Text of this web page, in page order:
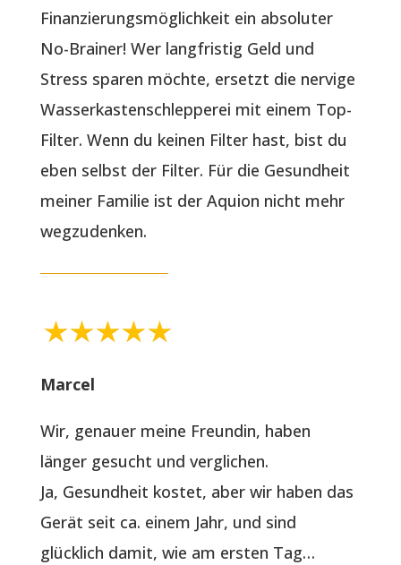
Finanzierungsmöglichkeit ein absoluter
No-Brainer! Wer langfristig Geld und
Stress sparen möchte, ersetzt die nervige
Wasserkastenschlepperei mit einem Top-
Filter. Wenn du keinen Filter hast, bist du
eben selbst der Filter. Für die Gesundheit
meiner Familie ist der Aquion nicht mehr
wegzudenken.
Marcel
Wir, genauer meine Freundin, haben
länger gesucht und verglichen.
Ja, Gesundheit kostet, aber wir haben das
Gerät seit ca. einem Jahr, und sind
glücklich damit, wie am ersten Tag…